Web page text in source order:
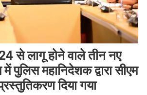
से लागू होने वाले तीन नए
महानिदेशक द्वारा सीएम
दिया गया